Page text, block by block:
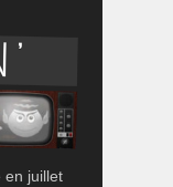
en juillet